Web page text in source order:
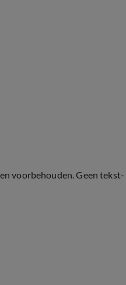
voorbehouden. Geen tekst-